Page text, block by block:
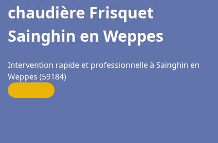
chaudière Frisquet
Sainghin en Weppes
Intervention rapide et professionnelle à Sainghin en
Weppes (59184)